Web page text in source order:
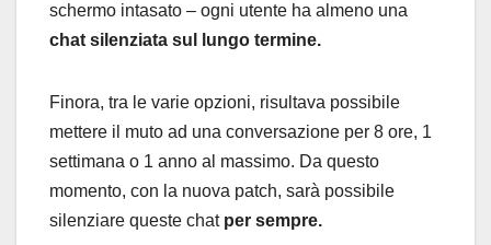
schermo intasato – ogni utente ha almeno una
chat silenziata sul lungo termine.
Finora, tra le varie opzioni, risultava possibile
mettere il muto ad una conversazione per 8 ore, 1
settimana o 1 anno al massimo. Da questo
momento, con la nuova patch, sarà possibile
silenziare queste chatper sempre.